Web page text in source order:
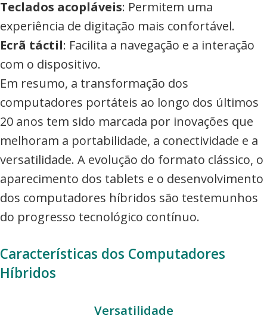
Teclados acopláveis: Permitem uma
experiência de digitação mais confortável.
Ecrã táctil: Facilita a navegação e a interação
com o dispositivo.
Em resumo, a transformação dos
computadores portáteis ao longo dos últimos
20 anos tem sido marcada por inovações que
melhoram a portabilidade, a conectividade e a
versatilidade. A evolução do formato clássico, o
aparecimento dos tablets e o desenvolvimento
dos computadores híbridos são testemunhos
do progresso tecnológico contínuo.
Características dos Computadores
Híbridos
Versatilidade